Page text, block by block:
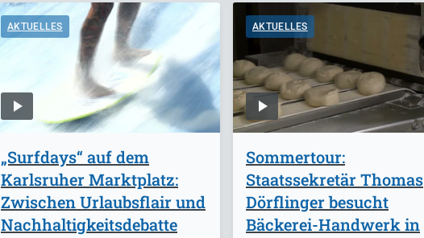
AKTUELLES
„Surfdays“ auf dem
Karlsruher Marktplatz:
Zwischen Urlaubsflair und
Nachhaltigkeitsdebatte
AKTUELLES
Sommertour:
Staatssekretär Thomas
Dörflinger besucht
Bäckerei-Handwerk in